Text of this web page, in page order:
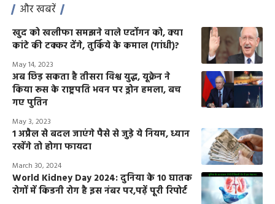
और खबरें
खुद को खलीफा समझने वाले एर्दोगन को, क्या
कांटे की टक्कर देंगे, तुर्किये के कमाल (गांधी)?
May 14, 2023
अब छिड़ सकता है तीसरा विश्व युद्ध, यूक्रेन ने
किया रूस के राष्ट्रपति भवन पर ड्रोन हमला, बच
गए पुतिन
May 3, 2023
1 अप्रैल से बदल जाएंगे पैसे से जुड़े ये नियम, ध्यान
रखेंगे तो होगा फायदा
March 30, 2024
World Kidney Day 2024: दुनिया के 10 घातक
रोगों में किडनी रोग है इस नंबर पर,पढ़ें पूरी रिपोर्ट